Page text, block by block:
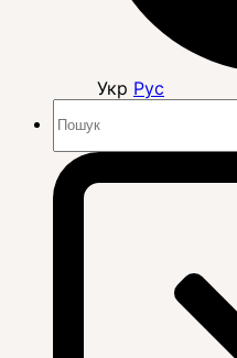
Укр Рус